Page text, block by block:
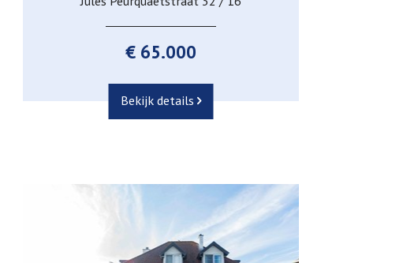
€ 65.000
Bekijk details